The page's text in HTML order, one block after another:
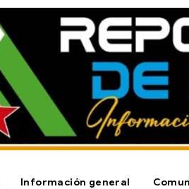
Información general